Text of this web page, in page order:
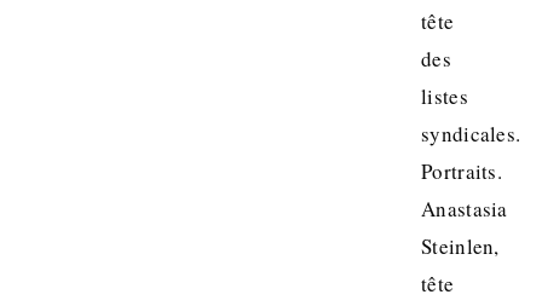
tête
des
listes
syndicales.
Portraits.
Anastasia
Steinlen,
tête